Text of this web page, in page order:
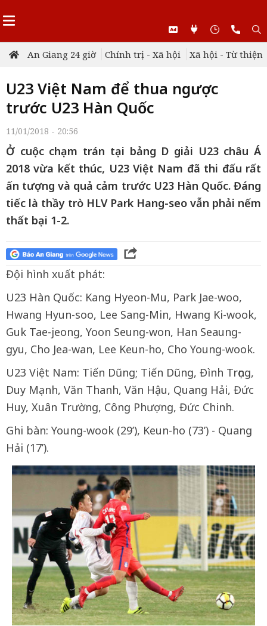
An Giang 24 giờ Chính trị - Xã hội Xã hội - Từ thiện
U23 Việt Nam để thua ngược
trước U23 Hàn Quốc
11/01/2018 - 20:56
Ở cuộc chạm trán tại bảng D giải U23 châu Á
2018 vừa kết thúc, U23 Việt Nam đã thi đấu rất
ấn tượng và quả cảm trước U23 Hàn Quốc. Đáng
tiếc là thầy trò HLV Park Hang-seo vẫn phải nếm
thất bại 1-2.
Đội hình xuất phát:
U23 Hàn Quốc: Kang Hyeon-Mu, Park Jae-woo,
Hwang Hyun-soo, Lee Sang-Min, Hwang Ki-wook,
Guk Tae-jeong, Yoon Seung-won, Han Seaung-
gyu, Cho Jea-wan, Lee Keun-ho, Cho Young-wook.
U23 Việt Nam: Tiến Dũng; Tiến Dũng, Đình Trọng,
Duy Mạnh, Văn Thanh, Văn Hậu, Quang Hải, Đức
Huy, Xuân Trường, Công Phượng, Đức Chinh.
Ghi bàn: Young-wook (29’), Keun-ho (73’) - Quang
Hải (17’).